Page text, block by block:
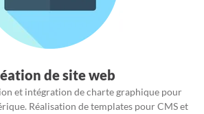
de site web
et intégration de charte graphique pour
Réalisation de templates pour CMS et